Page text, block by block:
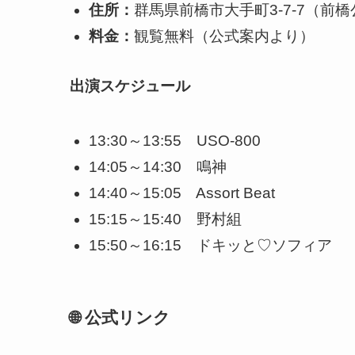
住所： 群馬県前橋市大手町3-7-7（前橋
料金： 観覧無料（公式案内より）
出演スケジュール
13:30～13:55 USO-800
14:05～14:30 鳴神
14:40～15:05 Assort Beat
15:15～15:40 野村組
15:50～16:15 ドキッと♡ソフィア
🌐 公式リンク